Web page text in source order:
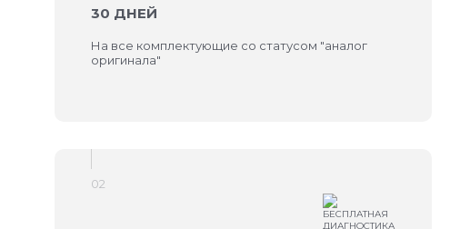
30 ДНЕЙ
На все комплектующие со статусом "аналог
оригинала"
02